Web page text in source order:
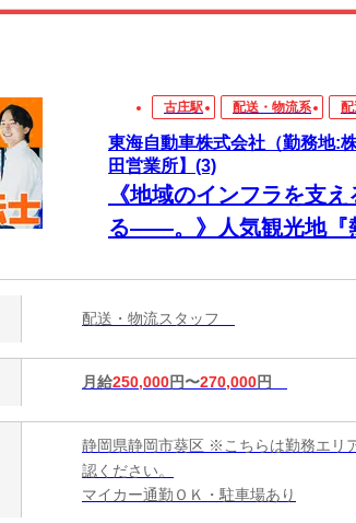
古庄駅 配送・物流系 配
東海自動車株式会社（勤務地:
田営業所】(3)
《地域のインフラを支
る――。》人気観光地『
配送・物流スタッフ
月給250,000円〜270,000円
静岡県静岡市葵区 ※こちらは勤務エリ
認ください。
マイカー通勤ＯＫ・駐車場あり